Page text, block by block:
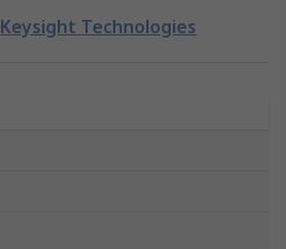
Keysight Technologies